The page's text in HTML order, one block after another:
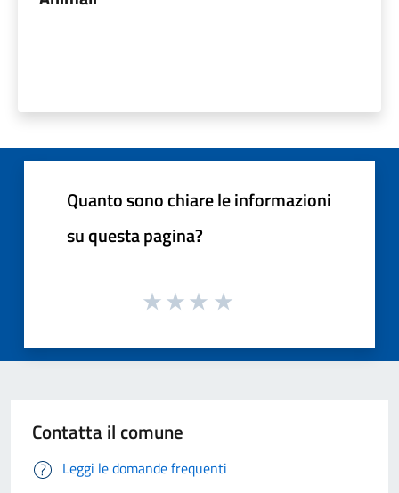
Quanto sono chiare le informazioni
su questa pagina?
Contatta il comune
Leggi le domande frequenti